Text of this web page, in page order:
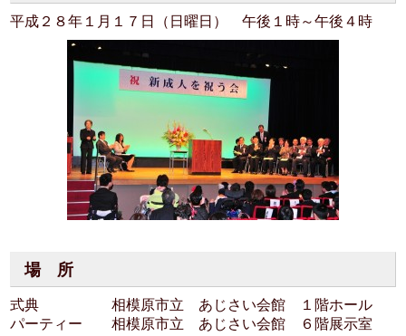
平成２８年１月１７日（日曜日） 午後１時～午後４時
場 所
式典 相模原市立 あじさい会館 １階ホール
パーティー 相模原市立 あじさい会館 ６階展示室